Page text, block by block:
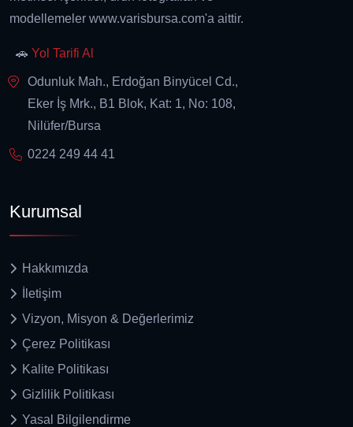
modellemeler www.varisbursa.com'a aittir.
🚗 Yol Tarifi Al
Odunluk Mah., Erdoğan Binyücel Cd.,
Eker İş Mrk., B1 Blok, Kat: 1, No: 108,
Nilüfer/Bursa
0224 249 44 41
Kurumsal
Hakkımızda
İletişim
Vizyon, Misyon & Değerlerimiz
Çerez Politikası
Kalite Politikası
Gizlilik Politikası
Yasal Bilgilendirme